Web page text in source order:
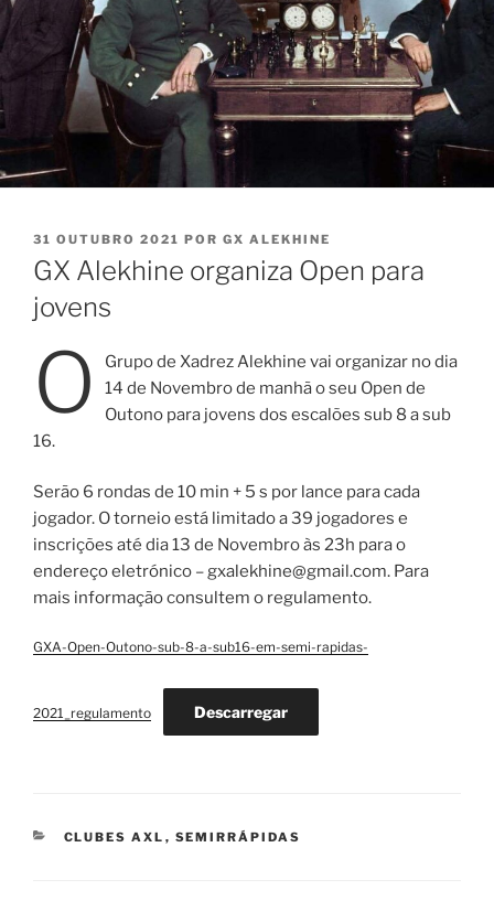
PUBLICADO
EM
31 OUTUBRO 2021 POR GX ALEKHINE
GX Alekhine organiza Open para
jovens
O
Grupo de Xadrez Alekhine vai organizar no dia
14 de Novembro de manhã o seu Open de
Outono para jovens dos escalões sub 8 a sub
16.
Serão 6 rondas de 10 min + 5 s por lance para cada
jogador. O torneio está limitado a 39 jogadores e
inscrições até dia 13 de Novembro às 23h para o
endereço eletrónico – gxalekhine@gmail.com. Para
mais informação consultem o regulamento.
GXA-Open-Outono-sub-8-a-sub16-em-semi-rapidas-
2021_regulamento Descarregar
CATEGORIAS
CLUBES AXL , SEMIRRÁPIDAS